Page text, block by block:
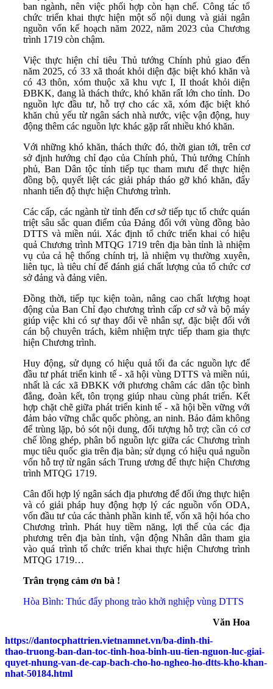
ban ngành, nên việc phối hợp còn hạn chế. Công tác tổ
chức triển khai thực hiện một số nội dung và giải ngân
nguồn vốn kế hoạch năm 2022, năm 2023 của Chương
trình 1719 còn chậm.
Việc thực hiện chỉ tiêu Thủ tướng Chính phủ giao đến
năm 2025, có 33 xã thoát khỏi diện đặc biệt khó khăn và
có 43 thôn, xóm thuộc xã khu vực I, II thoát khỏi diện
ĐBKK, đang là thách thức, khó khăn rất lớn cho tỉnh. Do
nguồn lực đầu tư, hỗ trợ cho các xã, xóm đặc biệt khó
khăn chủ yếu từ ngân sách nhà nước, việc vận động, huy
động thêm các nguồn lực khác gặp rất nhiều khó khăn.
Với những khó khăn, thách thức đó, thời gian tới, trên cơ
sở định hướng chỉ đạo của Chính phủ, Thủ tướng Chính
phủ, Ban Dân tộc tỉnh tiếp tục tham mưu để thực hiện
đồng bộ, quyết liệt các giải pháp tháo gỡ khó khăn, đẩy
nhanh tiến độ thực hiện Chương trình.
Các cấp, các ngành từ tỉnh đến cơ sở tiếp tục tổ chức quán
triệt sâu sắc quan điểm của Đảng đối với vùng đồng bào
DTTS và miền núi. Xác định tổ chức triển khai có hiệu
quả Chương trình MTQG 1719 trên địa bàn tỉnh là nhiệm
vụ của cả hệ thống chính trị, là nhiệm vụ thường xuyên,
liên tục, là tiêu chí để đánh giá chất lượng của tổ chức cơ
sở đảng và đảng viên.
Đồng thời, tiếp tục kiện toàn, nâng cao chất lượng hoạt
động của Ban Chỉ đạo chương trình cấp cơ sở và bộ máy
giúp việc khi có sự thay đổi về nhân sự, đặc biệt đối với
cán bộ chuyên trách, kiêm nhiệm trực tiếp tham gia thực
hiện Chương trình.
Huy động, sử dụng có hiệu quả tối đa các nguồn lực để
đầu tư phát triển kinh tế - xã hội vùng DTTS và miền núi,
nhất là các xã ĐBKK với phương châm các dân tộc bình
đẳng, đoàn kết, tôn trọng giúp nhau cùng phát triển. Kết
hợp chặt chẽ giữa phát triển kinh tế - xã hội bền vững với
đảm bảo vững chắc quốc phòng, an ninh. Bảo đảm không
để trùng lặp, bỏ sót nội dung, đối tượng hỗ trợ; cần có cơ
chế lồng ghép, phân bổ nguồn lực giữa các Chương trình
mục tiêu quốc gia trên địa bàn; sử dụng có hiệu quả nguồn
vốn hỗ trợ từ ngân sách Trung ương để thực hiện Chương
trình MTQG 1719.
Cân đối hợp lý ngân sách địa phương để đối ứng thực hiện
và có giải pháp huy động hợp lý các nguồn vốn ODA,
vốn đầu tư của các thành phần kinh tế, vốn xã hội hóa cho
Chương trình. Phát huy tiềm năng, lợi thế của các địa
phương trên địa bàn tỉnh, vận động Nhân dân tham gia
vào quá trình tổ chức triển khai thực hiện Chương trình
MTQG 1719…
Trân trọng cảm ơn bà !
Hòa Bình: Thúc đẩy phong trào khởi nghiệp vùng DTTS
Văn Hoa
https://dantocphattrien.vietnamnet.vn/ba-dinh-thi-
thao-truong-ban-dan-toc-tinh-hoa-binh-uu-tien-nguon-luc-giai-
quyet-nhung-van-de-cap-bach-cho-ho-ngheo-ho-dtts-kho-khan-
nhat-50184.html